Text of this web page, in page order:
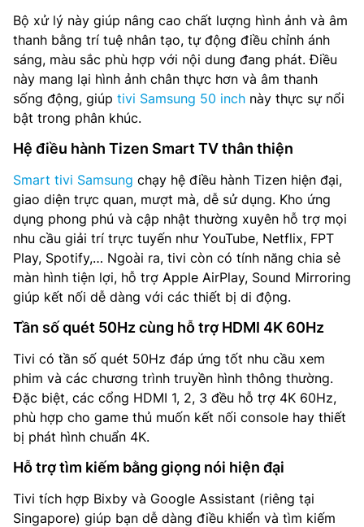
Bộ xử lý này giúp nâng cao chất lượng hình ảnh và âm
thanh bằng trí tuệ nhân tạo, tự động điều chỉnh ánh
sáng, màu sắc phù hợp với nội dung đang phát. Điều
này mang lại hình ảnh chân thực hơn và âm thanh
sống động, giúp tivi Samsung 50 inch này thực sự nổi
bật trong phân khúc.
Hệ điều hành Tizen Smart TV thân thiện
Smart tivi Samsung chạy hệ điều hành Tizen hiện đại,
giao diện trực quan, mượt mà, dễ sử dụng. Kho ứng
dụng phong phú và cập nhật thường xuyên hỗ trợ mọi
nhu cầu giải trí trực tuyến như YouTube, Netflix, FPT
Play, Spotify,… Ngoài ra, tivi còn có tính năng chia sẻ
màn hình tiện lợi, hỗ trợ Apple AirPlay, Sound Mirroring
giúp kết nối dễ dàng với các thiết bị di động.
Tần số quét 50Hz cùng hỗ trợ HDMI 4K 60Hz
Tivi có tần số quét 50Hz đáp ứng tốt nhu cầu xem
phim và các chương trình truyền hình thông thường.
Đặc biệt, các cổng HDMI 1, 2, 3 đều hỗ trợ 4K 60Hz,
phù hợp cho game thủ muốn kết nối console hay thiết
bị phát hình chuẩn 4K.
Hỗ trợ tìm kiếm bằng giọng nói hiện đại
Tivi tích hợp Bixby và Google Assistant (riêng tại
Singapore) giúp bạn dễ dàng điều khiển và tìm kiếm